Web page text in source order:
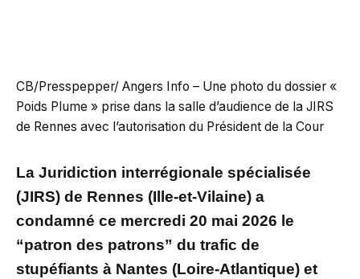
CB/Presspepper/ Angers Info – Une photo du dossier «
Poids Plume » prise dans la salle d’audience de la JIRS
de Rennes avec l’autorisation du Président de la Cour
La Juridiction interrégionale spécialisée
(JIRS) de Rennes (Ille-et-Vilaine) a
condamné ce mercredi 20 mai 2026 le
“patron des patrons” du trafic de
stupéfiants à Nantes (Loire-Atlantique) et